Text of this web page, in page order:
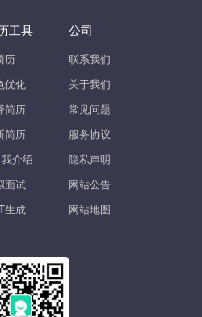
工具
历
优化
简历
简历
介绍
面试
生成
公司
联系我们
关于我们
常见问题
服务协议
隐私声明
网站公告
网站地图